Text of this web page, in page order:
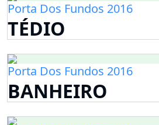
Porta Dos Fundos 2016
TÉDIO
Porta Dos Fundos 2016
BANHEIRO